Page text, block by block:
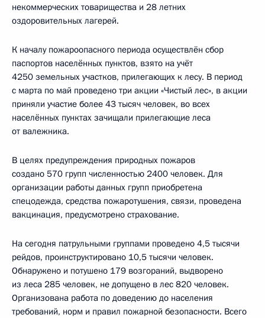
некоммерческих товарищества и 28 летних
оздоровительных лагерей.
К началу пожароопасного периода осуществлён сбор
паспортов населённых пунктов, взято на учёт
4250 земельных участков, прилегающих к лесу. В период
с марта по май проведено три акции «Чистый лес», в акции
приняли участие более 43 тысяч человек, во всех
населённых пунктах зачищали прилегающие леса
от валежника.
В целях предупреждения природных пожаров
создано 570 групп численностью 2400 человек. Для
организации работы данных групп приобретена
спецодежда, средства пожаротушения, связи, проведена
вакцинация, предусмотрено страхование.
На сегодня патрульными группами проведено 4,5 тысячи
рейдов, проинструктировано 10,5 тысячи человек.
Обнаружено и потушено 179 возгораний, выдворено
из леса 285 человек, не допущено в лес 820 человек.
Организована работа по доведению до населения
требований, норм и правил пожарной безопасности. Всего